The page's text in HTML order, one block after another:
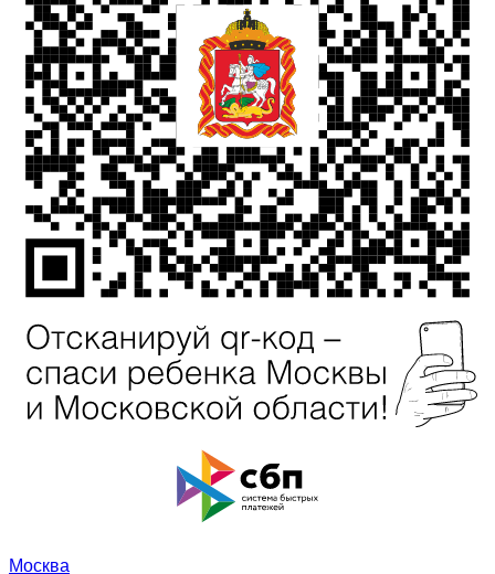
Москва